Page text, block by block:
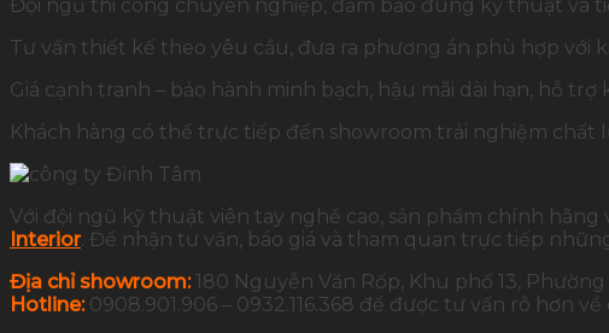
Đội ngũ thi công chuyên nghiệp, đảm bảo đúng kỹ thuật và
Tư vấn thiết kế theo yêu cầu, đưa ra phương án phù hợp với
Giá cạnh tranh – bảo hành minh bạch, hậu mãi dài hạn, hỗ trợ
Khách hàng có thể trực tiếp đến showroom trải nghiệm chất
Với đội ngũ kỹ thuật viên tay nghề cao, sản phẩm chính hãng
Interior. Để nhận tư vấn, báo giá và tham quan trực tiếp
Địa chỉ showroom:180 Nguyễn Văn Rốp, Khu phố 13,
Hotline:0908.901.906 – 0932.116.368 để được tư vấn rõ hơn về